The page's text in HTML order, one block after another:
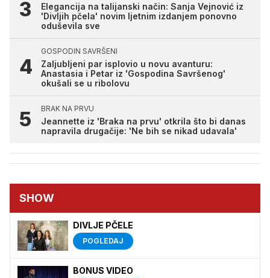
Elegancija na talijanski način: Sanja Vejnović iz
'Divljih pčela' novim ljetnim izdanjem ponovno
oduševila sve
GOSPODIN SAVRŠENI
Zaljubljeni par isplovio u novu avanturu:
Anastasia i Petar iz 'Gospodina Savršenog'
okušali se u ribolovu
BRAK NA PRVU
Jeannette iz 'Braka na prvu' otkrila što bi danas
napravila drugačije: 'Ne bih se nikad udavala'
SHOW
DIVLJE PČELE
POGLEDAJ
BONUS VIDEO